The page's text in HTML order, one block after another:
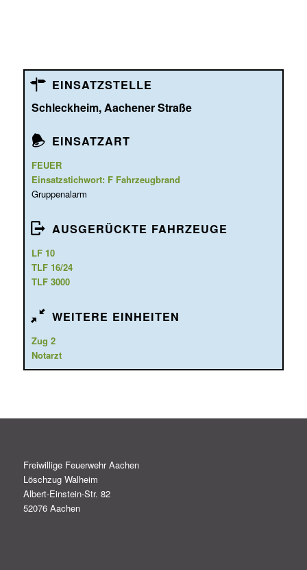
EINSATZSTELLE
Schleckheim, Aachener Straße
EINSATZART
FEUER
Einsatzstichwort: F Fahrzeugbrand
Gruppenalarm
AUSGERÜCKTE FAHRZEUGE
LF 10
TLF 16/24
TLF 3000
WEITERE EINHEITEN
Zug 2
Notarzt
Freiwillige Feuerwehr Aachen
Löschzug Walheim
Albert-Einstein-Str. 82
52076 Aachen